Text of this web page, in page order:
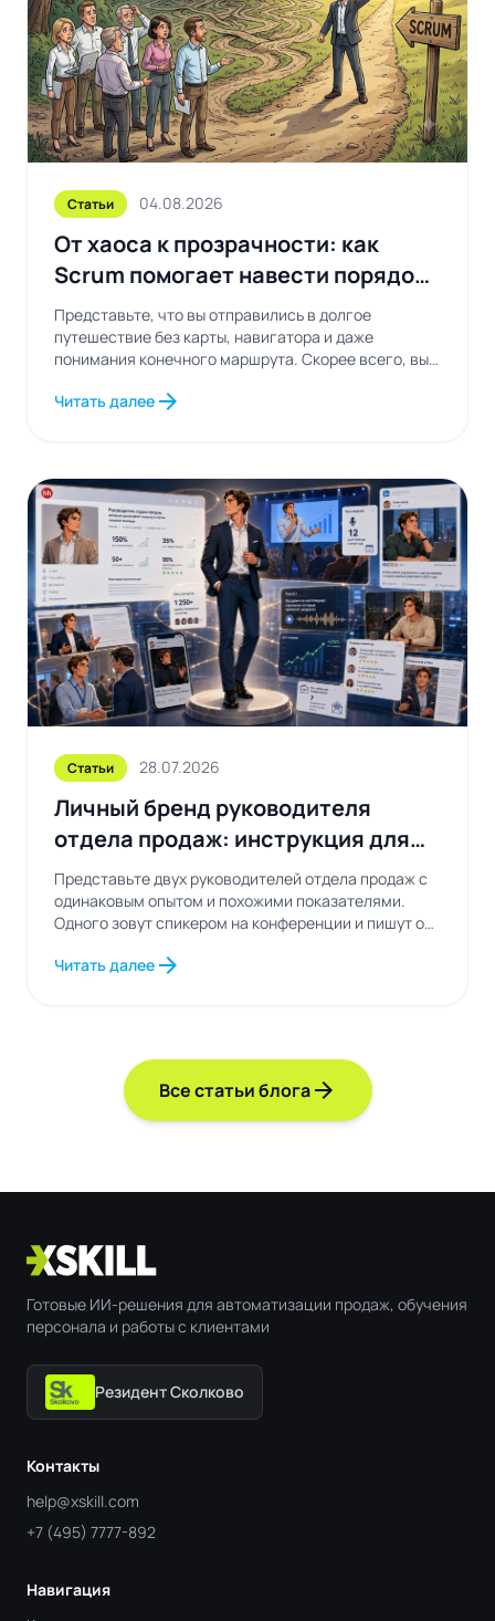
Статьи 04.08.2026
От хаоса к прозрачности: как
Scrum помогает навести порядок
в рабочих процессах
Представьте, что вы отправились в долгое
путешествие без карты, навигатора и даже
понимания конечного маршрута. Скорее всего, вы
Читать далее arrow_forward
Статьи 28.07.2026
Личный бренд руководителя
отдела продаж: инструкция для
тех, кто устал быть незаметным
Представьте двух руководителей отдела продаж с
одинаковым опытом и похожими показателями.
Одного зовут спикером на конференции и пишут о
Читать далее arrow_forward
Все статьи блогаarrow_forward
Готовые ИИ-решения для автоматизации продаж, обучения
персонала и работы с клиентами
Резидент Сколково
Контакты
help@xskill.com
+7 (495) 7777-892
Навигация